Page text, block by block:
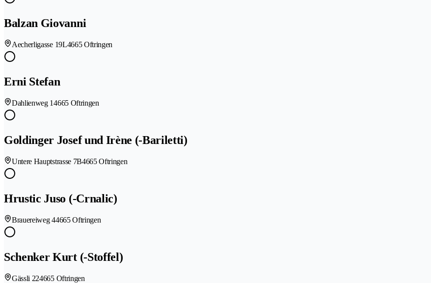
Balzan Giovanni
Aecherligasse 19L4665 Oftringen
Erni Stefan
Dahlienweg 14665 Oftringen
Goldinger Josef und Irène (-Bariletti)
Untere Hauptstrasse 7B4665 Oftringen
Hrustic Juso (-Crnalic)
Brauereiweg 44665 Oftringen
Schenker Kurt (-Stoffel)
Gässli 224665 Oftringen